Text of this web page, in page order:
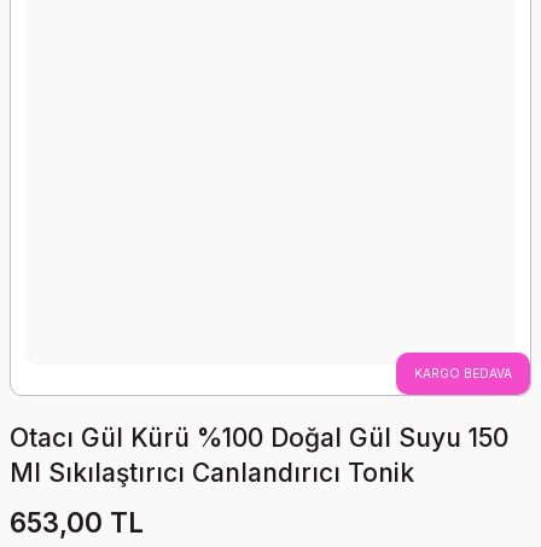
KARGO BEDAVA
Otacı Gül Kürü %100 Doğal Gül Suyu 150
Ml Sıkılaştırıcı Canlandırıcı Tonik
653,00 TL